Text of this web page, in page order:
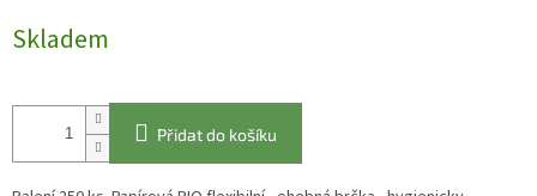
cena:
Skladem
Přidat do košíku